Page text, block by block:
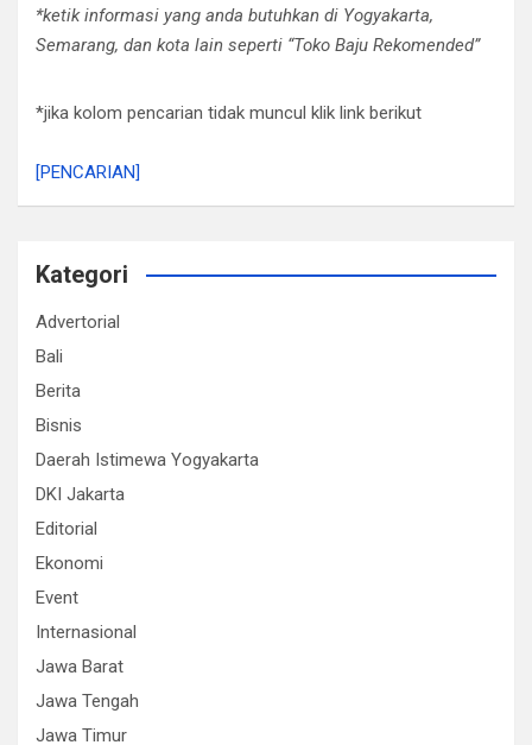
*ketik informasi yang anda butuhkan di Yogyakarta,
Semarang, dan kota lain seperti “Toko Baju Rekomended”
*jika kolom pencarian tidak muncul klik link berikut
[PENCARIAN]
Kategori
Advertorial
Bali
Berita
Bisnis
Daerah Istimewa Yogyakarta
DKI Jakarta
Editorial
Ekonomi
Event
Internasional
Jawa Barat
Jawa Tengah
Jawa Timur